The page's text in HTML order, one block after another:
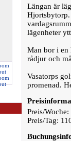
Längan är
Hjortsbytorp.
lägenheter
Man bor i en
rådjur och
Vasatorps
promenad.
Preis/
Preis/Tag: